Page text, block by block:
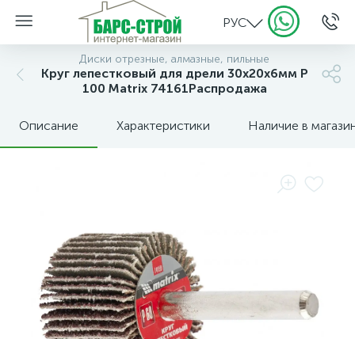
РУС
Диски отрезные, алмазные, пильные
Круг лепестковый для дрели 30х20х6мм P
100 Matrix 74161Распродажа
Описание Характеристики Наличие в